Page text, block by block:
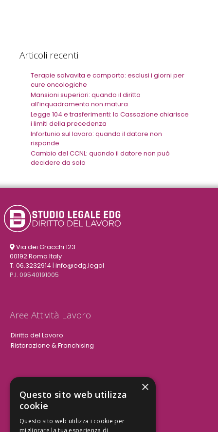
Articoli recenti
Terapie salvavita e comporto: esclusi i giorni per
cure oncologiche
Mansioni superiori: quando il diritto
all’inquadramento non matura
Legge 104 e trasferimenti: la Cassazione chiarisce
i limiti della precedenza
Infortunio sul lavoro: quando il datore non
risponde
Cambio del CCNL: quando il datore non può
decidere da solo
Via dei Gracchi 123
00192 Roma Italy
T. 06.3232914 | info@edg.legal
P.I. 09540191005
Aree Attività Lavoro
Diritto del Lavoro
Ristorazione & Franchising
Aree Attività Civile
Tutele del Credito
Responsabilità Civile
Contrattualistica
×
Questo sito web utilizza
cookie
Questo sito web utilizza i cookie per
migliorare la tua esperienza di